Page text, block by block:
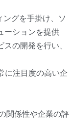
ングを手掛け、ソ
ーションを提供
の開発を行い、
に注目度の高い企
関係性や企業の評